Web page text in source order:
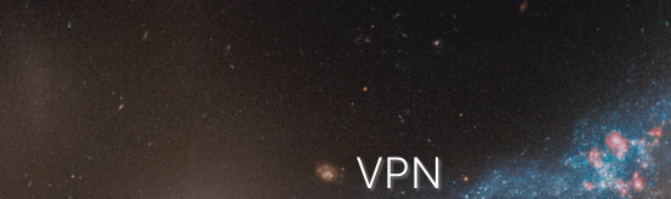
VPN